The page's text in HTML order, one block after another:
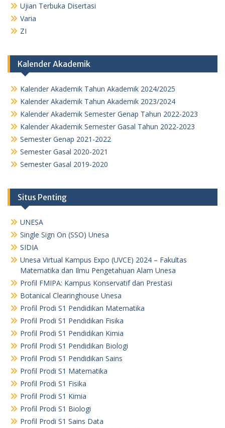
Ujian Terbuka Disertasi
Varia
ZI
Kalender Akademik
Kalender Akademik Tahun Akademik 2024/2025
Kalender Akademik Tahun Akademik 2023/2024
Kalender Akademik Semester Genap Tahun 2022-2023
Kalender Akademik Semester Gasal Tahun 2022-2023
Semester Genap 2021-2022
Semester Gasal 2020-2021
Semester Gasal 2019-2020
Situs Penting
UNESA
Single Sign On (SSO) Unesa
SIDIA
Unesa Virtual Kampus Expo (UVCE) 2024 – Fakultas
Matematika dan Ilmu Pengetahuan Alam Unesa
Profil FMIPA: Kampus Konservatif dan Prestasi
Botanical Clearinghouse Unesa
Profil Prodi S1 Pendidikan Matematika
Profil Prodi S1 Pendidikan Fisika
Profil Prodi S1 Pendidikan Kimia
Profil Prodi S1 Pendidikan Biologi
Profil Prodi S1 Pendidikan Sains
Profil Prodi S1 Matematika
Profil Prodi S1 Fisika
Profil Prodi S1 Kimia
Profil Prodi S1 Biologi
Profil Prodi S1 Sains Data